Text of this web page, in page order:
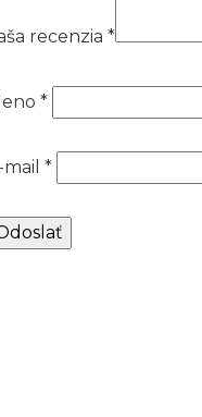
recenzia *
*
mail *